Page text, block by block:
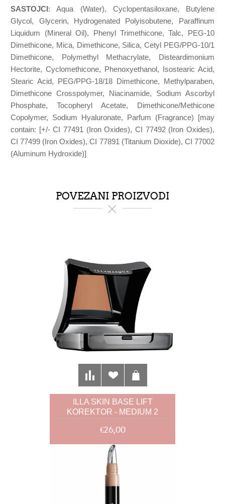
SASTOJCI: Aqua (Water), Cyclopentasiloxane, Butylene
Glycol, Glycerin, Hydrogenated Polyisobutene, Paraffinum
Liquidum (Mineral Oil), Phenyl Trimethicone, Talc, PEG-10
Dimethicone, Mica, Dimethicone, Silica, Cetyl PEG/PPG-10/1
Dimethicone, Polymethyl Methacrylate, Disteardimonium
Hectorite, Cyclomethicone, Phenoxyethanol, Isostearic Acid,
Stearic Acid, PEG/PPG-18/18 Dimethicone, Methylparaben,
Dimethicone Crosspolymer, Niacinamide, Sodium Ascorbyl
Phosphate, Tocopheryl Acetate, Dimethicone/Methicone
Copolymer, Sodium Hyaluronate, Parfum (Fragrance) [may
contain: [+/- CI 77491 (Iron Oxides), CI 77492 (Iron Oxides),
CI 77499 (Iron Oxides), CI 77891 (Titanium Dioxide), CI 77002
(Aluminum Hydroxide)]
POVEZANI PROIZVODI
ILLA SKIN BASE LIFT
KOREKTOR - MEDIUM 2
€26,00